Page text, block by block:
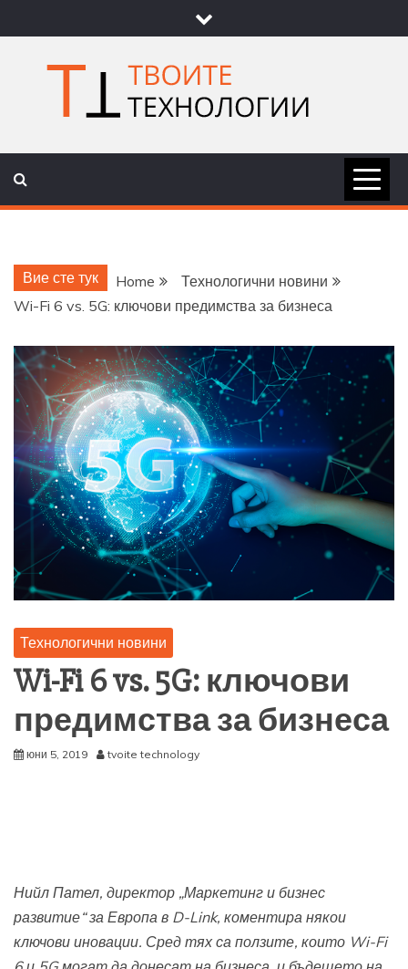
to
content
ТВОИТЕ
Вие сте тук Home
Технологични новини
Wi-Fi 6 vs. 5G: ключови предимства за бизнеса
Технологични новини
Wi-Fi 6 vs. 5G: ключови
предимства за бизнеса
юни 5, 2019 tvoite technology
Нийл Пател, директор „Маркетинг и бизнес
развитие“ за Европа в D-Link, коментира някои
ключови иновации. Сред тях са ползите, които Wi-Fi